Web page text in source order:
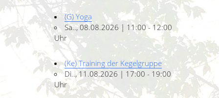
(G) Yoga
Sa.., 08.08.2026 | 11:00 - 12:00
Uhr
(Ke) Training der Kegelgruppe
Di.., 11.08.2026 | 17:00 - 19:00
Uhr